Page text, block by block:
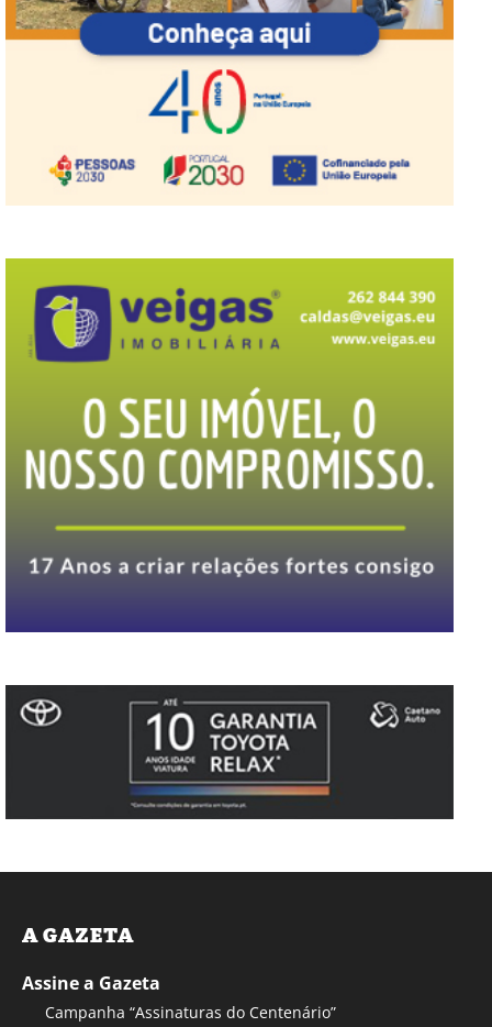
A GAZETA
Assine a Gazeta
Campanha “Assinaturas do Centenário”